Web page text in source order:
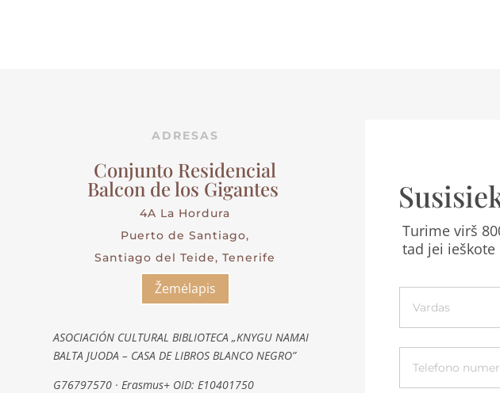
ADRESAS
Conjunto Residencial
Balcon de los Gigantes
4A La Hordura
Puerto de Santiago,
Santiago del Teide, Tenerife
Žemėlapis
ASOCIACIÓN CULTURAL BIBLIOTECA „KNYGU NAMAI
BALTA JUODA – CASA DE LIBROS BLANCO NEGRO”
G76797570 · Erasmus+ OID: E10401750
Turime virš
tad jei ieškote